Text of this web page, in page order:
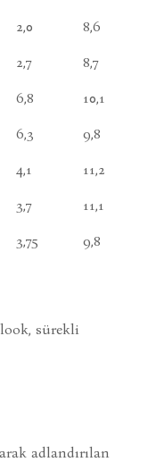
2,0 8,6
2,7 8,7
6,8 10,1
6,3 9,8
4,1 11,2
3,7 11,1
3,75 9,8
sürekli
adlandırılan